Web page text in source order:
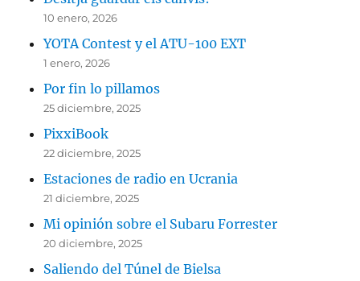
10 enero, 2026
YOTA Contest y el ATU-100 EXT
1 enero, 2026
Por fin lo pillamos
25 diciembre, 2025
PixxiBook
22 diciembre, 2025
Estaciones de radio en Ucrania
21 diciembre, 2025
Mi opinión sobre el Subaru Forrester
20 diciembre, 2025
Saliendo del Túnel de Bielsa